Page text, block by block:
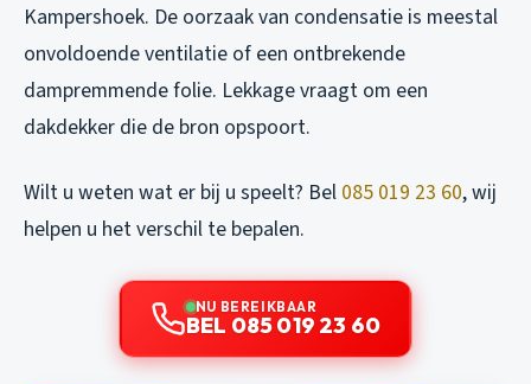
Kampershoek. De oorzaak van condensatie is meestal
onvoldoende ventilatie of een ontbrekende
dampremmende folie. Lekkage vraagt om een
dakdekker die de bron opspoort.
Wilt u weten wat er bij u speelt? Bel 085 019 23 60, wij
helpen u het verschil te bepalen.
NU BEREIKBAAR
BEL 085 019 23 60